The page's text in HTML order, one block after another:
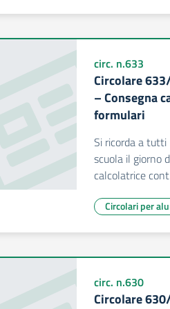
circ. n.633
Circolare
– Consegna
formulari
Si ricorda a
scuola il giorno
calcolatrice
Circolari per
circ. n.630
Circolare